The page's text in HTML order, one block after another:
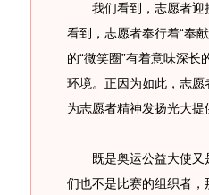
我们看到，志愿者迎
看到，志愿者奉行着“奉
的“微笑圈”有着意味深
环境。正因为如此，志
为志愿者精神发扬光大提
既是奥运公益大使又是
们也不是比赛的组织者